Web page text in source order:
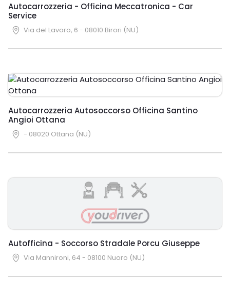
Autocarrozzeria - Officina Meccatronica - Car
Service
Via del Lavoro, 6 - 08010 Birori (NU)
Autocarrozzeria Autosoccorso Officina Santino
Angioi Ottana
- 08020 Ottana (NU)
Autofficina - Soccorso Stradale Porcu Giuseppe
Via Mannironi, 64 - 08100 Nuoro (NU)